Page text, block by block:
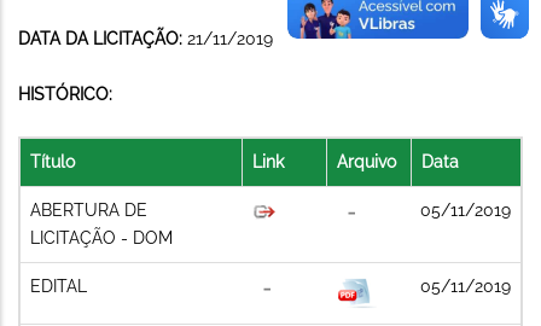
DATA DA LICITAÇÃO: 21/11/2019
HISTÓRICO:
Título Link Arquivo Data
ABERTURA DE
LICITAÇÃO - DOM
05/11/2019
EDITAL 05/11/2019